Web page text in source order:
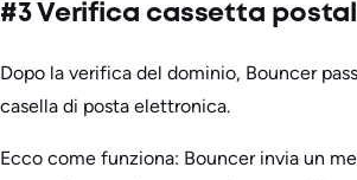
#3 Verifica cassetta
Dopo la verifica del dominio, Bouncer
casella di posta elettronica.
Ecco come funziona: Bouncer invia un